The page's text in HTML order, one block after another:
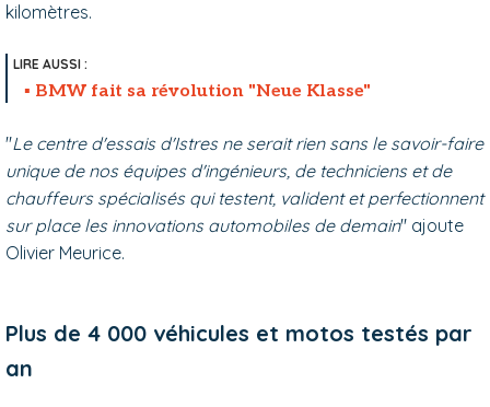
kilomètres.
BMW fait sa révolution "Neue Klasse"
"Le centre d'essais d'Istres ne serait rien sans le savoir-faire
unique de nos équipes d'ingénieurs, de techniciens et de
chauffeurs spécialisés qui testent, valident et perfectionnent
sur place les innovations automobiles de demain" ajoute
Olivier Meurice.
Plus de 4 000 véhicules et motos testés par
an